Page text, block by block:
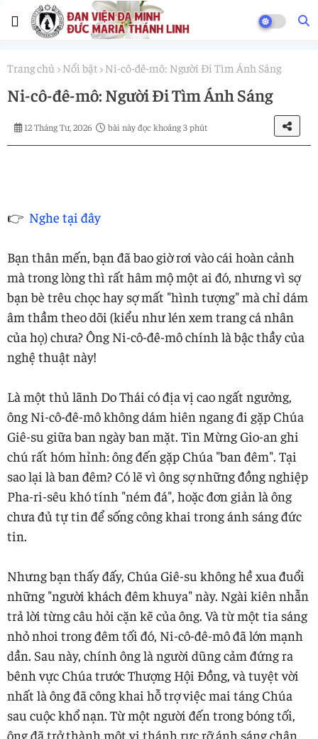
Trang chủ Nổi bật Ni-cô-đê-mô: Người Đi Tìm Ánh Sáng
Ni-cô-đê-mô: Người Đi Tìm Ánh Sáng
12 Tháng Tư, 2026 bài này đọc khoảng 3 phút
👉 Nghe tại đây
Bạn thân mến, bạn đã bao giờ rơi vào cái hoàn cảnh
mà trong lòng thì rất hâm mộ một ai đó, nhưng vì sợ
bạn bè trêu chọc hay sợ mất "hình tượng" mà chỉ dám
âm thầm theo dõi (kiểu như lén xem trang cá nhân
của họ) chưa? Ông Ni-cô-đê-mô chính là bậc thầy của
nghệ thuật này!
Là một thủ lãnh Do Thái có địa vị cao ngất ngưởng,
ông Ni-cô-đê-mô không dám hiên ngang đi gặp Chúa
Giê-su giữa ban ngày ban mặt. Tin Mừng Gio-an ghi
chú rất hóm hỉnh: ông đến gặp Chúa "ban đêm". Tại
sao lại là ban đêm? Có lẽ vì ông sợ những đồng nghiệp
Pha-ri-sêu khó tính "ném đá", hoặc đơn giản là ông
chưa đủ tự tin để sống công khai trong ánh sáng đức
tin.
Nhưng bạn thấy đấy, Chúa Giê-su không hề xua đuổi
những "người khách đêm khuya" này. Ngài kiên nhẫn
trả lời từng câu hỏi cặn kẽ của ông. Và từ một tia sáng
nhỏ nhoi trong đêm tối đó, Ni-cô-đê-mô đã lớn mạnh
dần. Sau này, chính ông là người dũng cảm đứng ra
bênh vực Chúa trước Thượng Hội Đồng, và tuyệt vời
nhất là ông đã công khai hỗ trợ việc mai táng Chúa
sau cuộc khổ nạn. Từ một người đến trong bóng tối,
ông đã trở thành một vị thánh rực rỡ ánh sáng chân